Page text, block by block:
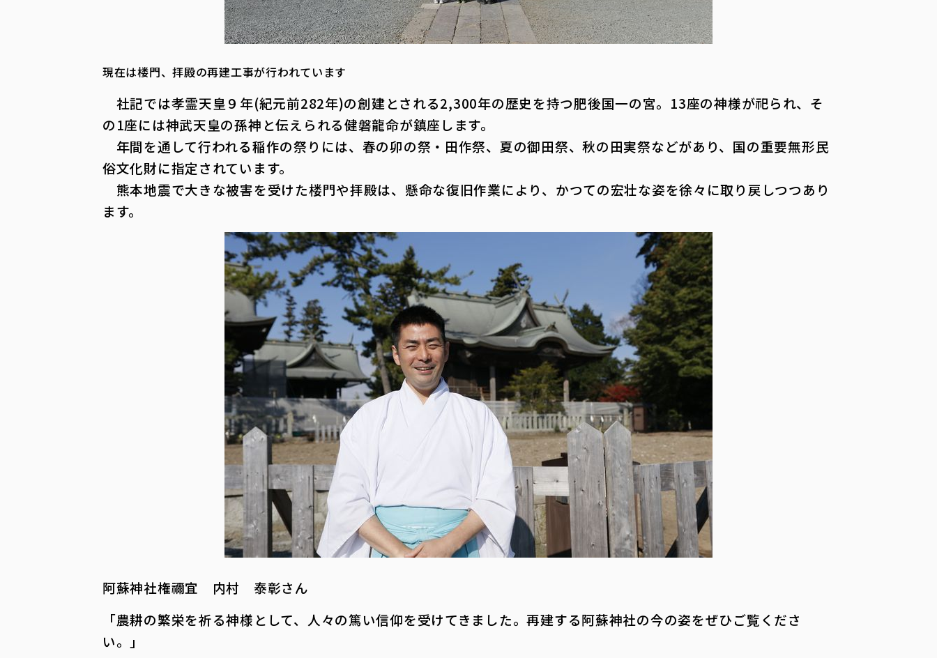
現在は楼門、拝殿の再建工事が行われています
社記では孝霊天皇９年(紀元前282年)の創建とされる2,300年の歴史を持つ肥後国一の宮。13座の神様が祀られ、そ
の1座には神武天皇の孫神と伝えられる健磐龍命が鎮座します。
年間を通して行われる稲作の祭りには、春の卯の祭・田作祭、夏の御田祭、秋の田実祭などがあり、国の重要無形民
俗文化財に指定されています。
熊本地震で大きな被害を受けた楼門や拝殿は、懸命な復旧作業により、かつての宏壮な姿を徐々に取り戻しつつあり
ます。
阿蘇神社権禰宜 内村 泰彰さん
「農耕の繁栄を祈る神様として、人々の篤い信仰を受けてきました。再建する阿蘇神社の今の姿をぜひご覧くださ
い。」